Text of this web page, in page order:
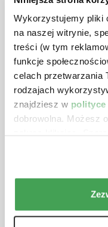
Wykorzystujemy pliki
na naszej witrynie,
treści (w tym
funkcje
celach przetwarzania
rodzajach
znajdziesz w
dobrowolna. Możesz
Data publikacji: